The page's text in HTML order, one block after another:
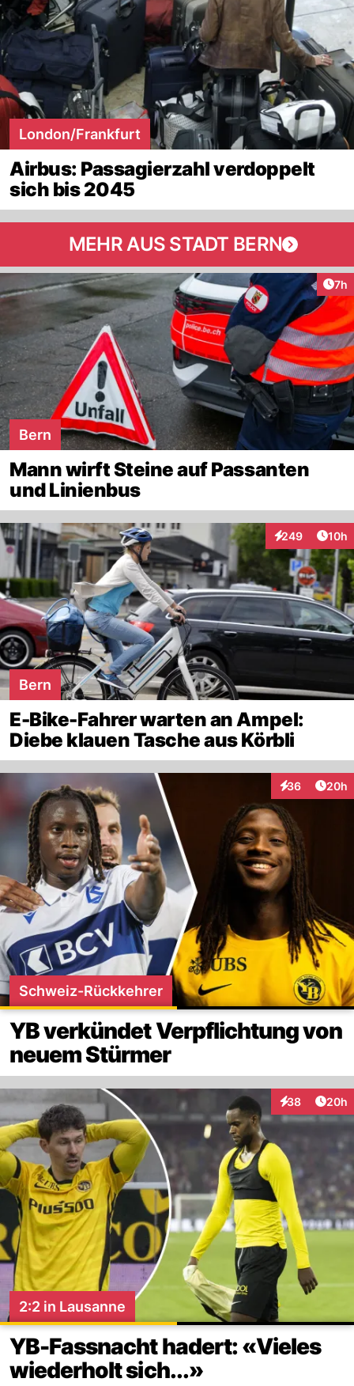
London/Frankfurt
Airbus: Passagierzahl verdoppelt
sich bis 2045
MEHR AUS STADT BERN
7h
Bern
Mann wirft Steine auf Passanten
und Linienbus
249
Interaktionen
10h
Bern
E-Bike-Fahrer warten an Ampel:
Diebe klauen Tasche aus Körbli
36
Interaktionen
20h
Schweiz-Rückkehrer
YB verkündet Verpflichtung von
neuem Stürmer
38
Interaktionen
20h
2:2 in Lausanne
YB-Fassnacht hadert: «Vieles
wiederholt sich...»